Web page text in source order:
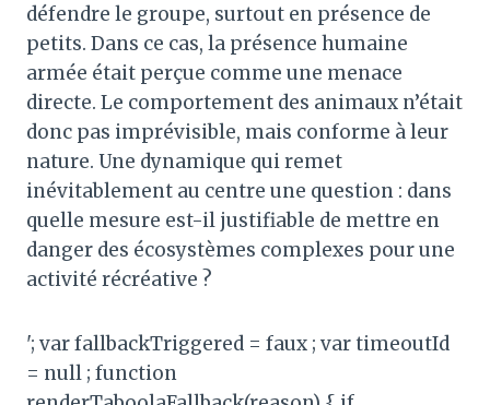
défendre le groupe, surtout en présence de
petits. Dans ce cas, la présence humaine
armée était perçue comme une menace
directe. Le comportement des animaux n’était
donc pas imprévisible, mais conforme à leur
nature. Une dynamique qui remet
inévitablement au centre une question : dans
quelle mesure est-il justifiable de mettre en
danger des écosystèmes complexes pour une
activité récréative ?
'; var fallbackTriggered = faux ; var timeoutId
= null ; function